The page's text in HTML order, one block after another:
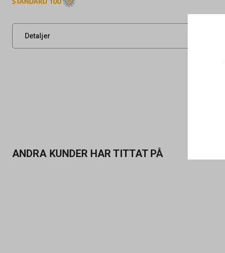
Detaljer
Leverantörens
UNSPSC
ANDRA KUNDER HAR TITTAT PÅ